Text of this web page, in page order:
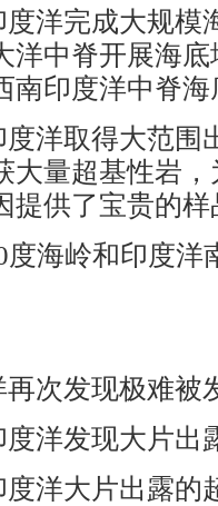
洋完成大规模
洋中脊开展海
南印度洋中脊
洋取得大范围
大量超基性岩
提供了宝贵的
度海岭和印度洋
再次发现极难
度洋发现大片出
洋大片出露的